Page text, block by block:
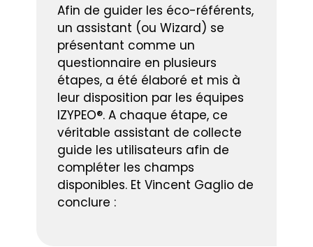
Afin de guider les éco-référents,
un assistant (ou Wizard) se
présentant comme un
questionnaire en plusieurs
étapes, a été élaboré et mis à
leur disposition par les équipes
IZYPEO®. A chaque étape, ce
véritable assistant de collecte
guide les utilisateurs afin de
compléter les champs
disponibles. Et Vincent Gaglio de
conclure :